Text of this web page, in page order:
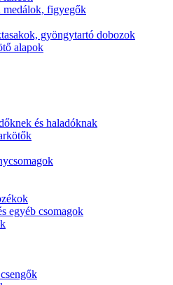
medálok, figyegők
gyöngytartó dobozok
alapok
és haladóknak
egyéb csomagok